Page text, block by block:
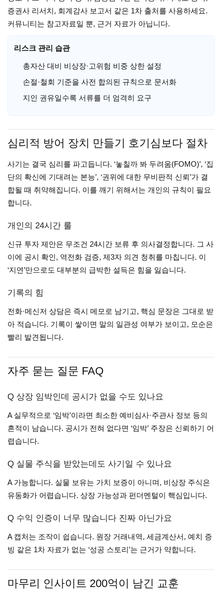
증권사 리서치, 회계감사 보고서 같은 1차 출처를 사용하세요.
커뮤니티는 참고자료일 뿐, 근거 자료가 아닙니다.
리스크 관리 습관
총자산 대비 비상장·고위험 비중 상한 설정
손절·철회 기준을 사전 합의된 규칙으로 문서화
지인 권유일수록 서류를 더 엄격히 요구
심리적 방어 장치 만들기 호기심보다 절차
사기는 결국 심리를 파고듭니다. ‘놓칠까 봐 두려움(FOMO)’, ‘집
단의 확신에 기대려는 본능’, ‘권위에 대한 무비판적 신뢰’가 결
합될 때 취약해집니다. 이를 깨기 위해서는 개인의 규칙이 필요
합니다.
개인의 24시간 룰
신규 투자 제안은 무조건 24시간 보류 후 의사결정합니다. 그 사
이에 공시 확인, 역전화 검증, 제3자 의견 청취를 마칩니다. 이
‘지연’만으로도 대부분의 급박한 설득은 힘을 잃습니다.
기록의 힘
전화·메신저 상담은 즉시 메모로 남기고, 핵심 문장은 그대로 받
아 적습니다. 기록이 쌓이면 말의 일관성 여부가 보이고, 모순은
빨리 발견됩니다.
자주 묻는 질문 FAQ
Q 상장 임박인데 공시가 없을 수도 있나요
A 실무적으로 ‘임박’이라면 최소한 예비심사·주관사 정보 등의
흔적이 남습니다. 공시가 전혀 없다면 ‘임박’ 주장은 신뢰하기 어
렵습니다.
Q 실물 주식을 받았는데도 사기일 수 있나요
A 가능합니다. 실물 보유는 가치 보증이 아니며, 비상장 주식은
유동화가 어렵습니다. 상장 가능성과 펀더멘털이 핵심입니다.
Q 수익 인증이 너무 많습니다 진짜 아닌가요
A 캡처는 조작이 쉽습니다. 원장 거래내역, 세금계산서, 예치 증
빙 같은 1차 자료가 없는 ‘성공 스토리’는 근거가 약합니다.
마무리 인사이트 200억이 남긴 교훈